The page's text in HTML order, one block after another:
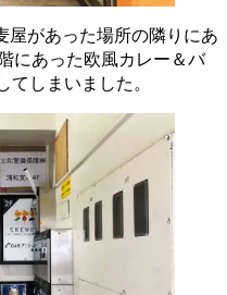
屋があった場所の隣りにあ
にあった欧風カレー＆バ
しまいました。